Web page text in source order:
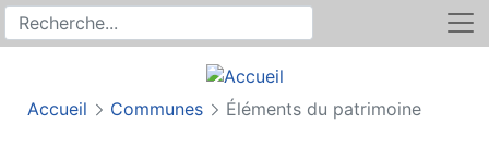
Recherche sur le site
Rechercher
Accueil Communes Éléments du patrimoine